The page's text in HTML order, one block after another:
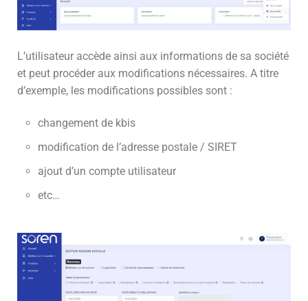
L’utilisateur accède ainsi aux informations de sa société
et peut procéder aux modifications nécessaires. A titre
d’exemple, les modifications possibles sont :
changement de kbis
modification de l’adresse postale / SIRET
ajout d’un compte utilisateur
etc…